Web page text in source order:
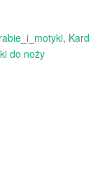
, Kard
do noży